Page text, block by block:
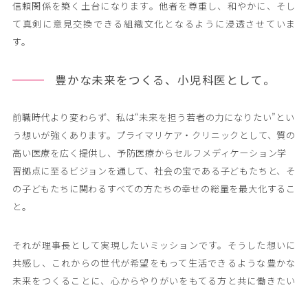
信頼関係を築く土台になります。他者を尊重し、和やかに、そし
て真剣に意見交換できる組織文化となるように浸透させていま
す。
豊かな未来をつくる、小児科医として。
前職時代より変わらず、私は“未来を担う若者の力になりたい”とい
う想いが強くあります。プライマリケア・クリニックとして、質の
高い医療を広く提供し、予防医療からセルフメディケーション学
習拠点に至るビジョンを通して、社会の宝である子どもたちと、そ
の子どもたちに関わるすべての方たちの幸せの総量を最大化するこ
と。
それが理事長として実現したいミッションです。そうした想いに
共感し、これからの世代が希望をもって生活できるような豊かな
未来をつくることに、心からやりがいをもてる方と共に働きたい